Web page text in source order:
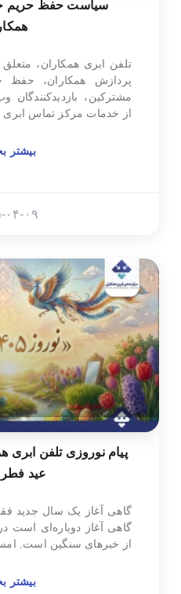
سیاست حفظ حریم
تلفن ابری همکاران،
پردازش همکاران، حفظ
مشترکین، بازدیدکنندگان
از خدمات مرکز تماس ابری
بیشتر
۱۴۰۵-
عید
گاهی آغاز یک سال جدید
گاهی آغاز دوباره‌ای است
از خبرهای سنگین است.
بیشتر